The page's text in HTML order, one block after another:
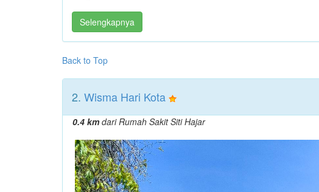
Selengkapnya
Back to Top
2. Wisma Hari Kota
0.4 kmdari Rumah Sakit Siti Hajar